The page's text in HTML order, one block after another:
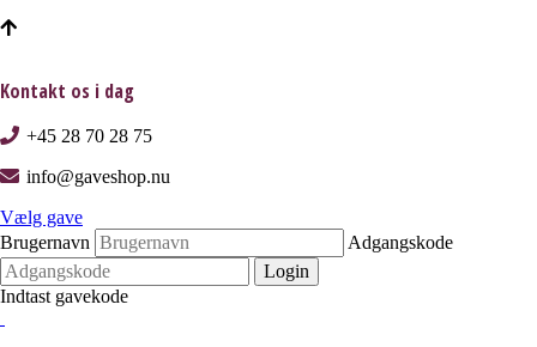
Kontakt os i dag
+45 28 70 28 75
info@gaveshop.nu
Vælg gave
Brugernavn
Adgangskode
Login
Indtast gavekode